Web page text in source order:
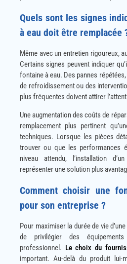
Quels sont les signes
à eau doit être remplacée
Même avec un entretien rigoureux,
Certains signes peuvent indiquer
fontaine à eau. Des pannes
de refroidissement ou des
plus fréquentes doivent attirer
Une augmentation des coûts de
remplacement plus pertinent
techniques. Lorsque les pièces
trouver ou que les performances
niveau attendu, l’installation
représenter une solution plus
Comment choisir une
pour son entreprise ?
Pour maximiser la durée de vie
de privilégier des
professionnel. Le choix du
important. Au-delà du produit